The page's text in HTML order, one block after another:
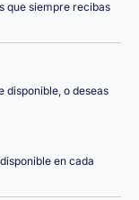
que siempre recibas
disponible, o deseas
en cada